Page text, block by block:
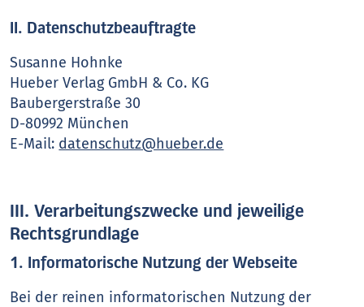
II. Datenschutzbeauftragte
Susanne Hohnke
Hueber Verlag GmbH & Co. KG
Baubergerstraße 30
D-80992 München
E-Mail: datenschutz@hueber.de
III. Verarbeitungszwecke und jeweilige
Rechtsgrundlage
1. Informatorische Nutzung der Webseite
Bei der reinen informatorischen Nutzung der